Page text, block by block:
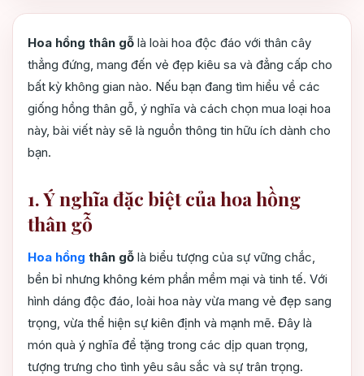
Hoa hồng thân gỗ là loài hoa độc đáo với thân cây
thẳng đứng, mang đến vẻ đẹp kiêu sa và đẳng cấp cho
bất kỳ không gian nào. Nếu bạn đang tìm hiểu về các
giống hồng thân gỗ, ý nghĩa và cách chọn mua loại hoa
này, bài viết này sẽ là nguồn thông tin hữu ích dành cho
bạn.
1. Ý nghĩa đặc biệt của hoa hồng
thân gỗ
Hoa hồng thân gỗ là biểu tượng của sự vững chắc,
bền bỉ nhưng không kém phần mềm mại và tinh tế. Với
hình dáng độc đáo, loài hoa này vừa mang vẻ đẹp sang
trọng, vừa thể hiện sự kiên định và mạnh mẽ. Đây là
món quà ý nghĩa để tặng trong các dịp quan trọng,
tượng trưng cho tình yêu sâu sắc và sự trân trọng.